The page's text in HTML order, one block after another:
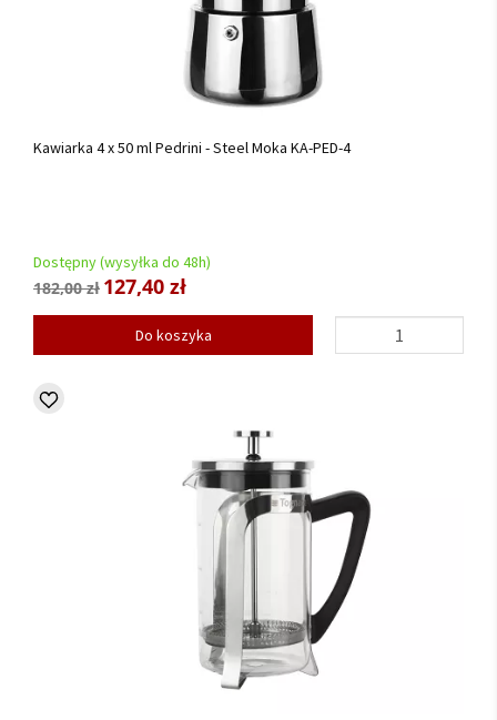
Kawiarka 4 x 50 ml Pedrini - Steel Moka KA-PED-4
Dostępny (wysyłka do 48h)
182,00 zł 127,40 zł
Do koszyka